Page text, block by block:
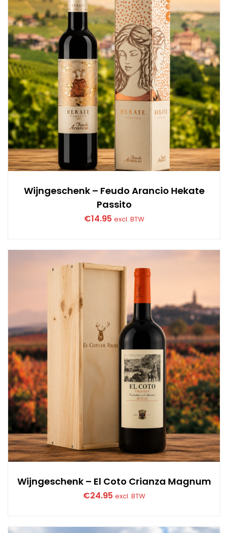
Wijngeschenk – Feudo Arancio Hekate
Passito
€14.95 excl. BTW
Wijngeschenk – El Coto Crianza Magnum
€24.95 excl. BTW